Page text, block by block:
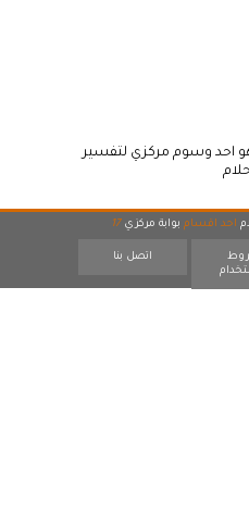
احد وسوم مركزي لتفسير
احد اقسام بوابة مركزي 17
اتصل بنا